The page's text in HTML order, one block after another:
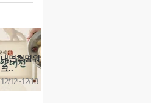
내면혁명워
크..
12/12~12/13